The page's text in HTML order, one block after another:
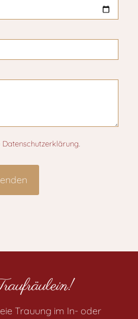
Datenschutzerklärung
Trauung im In- oder